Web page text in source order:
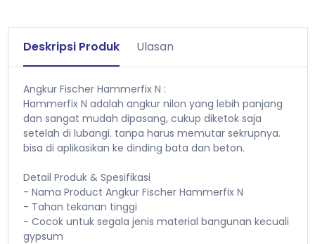
Deskripsi Produk Ulasan
Angkur Fischer Hammerfix N :
Hammerfix N adalah angkur nilon yang lebih panjang
dan sangat mudah dipasang, cukup diketok saja
setelah di lubangi. tanpa harus memutar sekrupnya.
bisa di aplikasikan ke dinding bata dan beton.
Detail Produk & Spesifikasi
- Nama Product Angkur Fischer Hammerfix N
- Tahan tekanan tinggi
- Cocok untuk segala jenis material bangunan kecuali
gypsum